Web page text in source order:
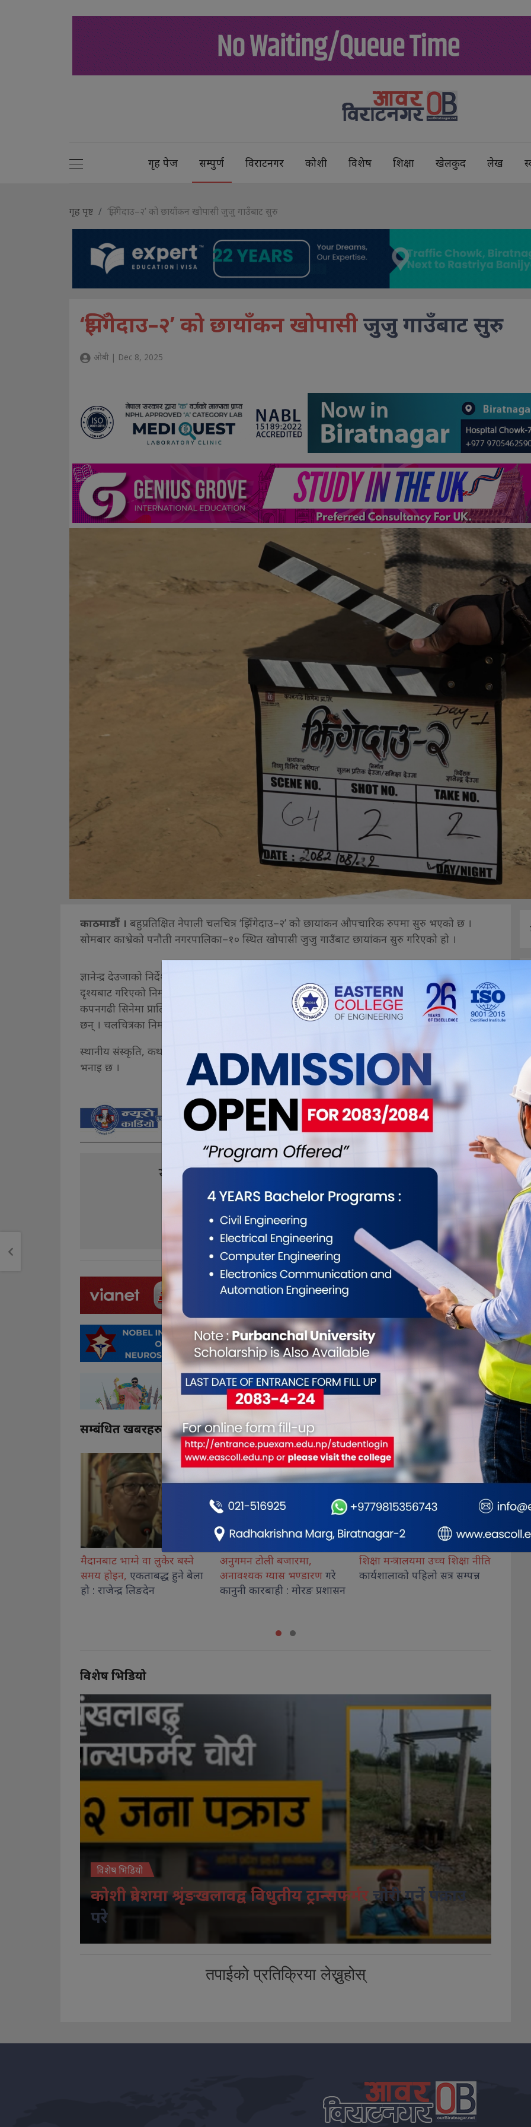
गृह पेज सम्पुर्ण विराटनगर कोशी विशेष शिक्षा खेलकुद लेख
गृह पृष्ट ‘झिँगेदाउ–२’ को छायाँकन खोपासी जुजु गाउँबाट सुरु
‘झिँगेदाउ–२’ को छायाँकन खोपासीजुजु गाउँबाट सुरु
ओबी | Dec 8, 2025
काठमाडौं । बहुप्रतिक्षित नेपाली चलचित्र ‘झिँगेदाउ–२’ को छायांकन औपचारिक रुपमा सुरु भएको छ ।
सोमबार काभ्रेको पनौती नगरपालिका–१० स्थित खोपासी जुजु गाउँबाट छायांकन सुरु गरिएको हो ।
ज्ञानेन्द्र देउजाको निर्देशनमा बन्ने चलचित्रको पहिलो क्ल्याप गीता अधिकारी र संस्कृत अधिकारी अभिनित
दृश्यबाट गरिएको निर्माण टिमले जनाएको छ ।
कपनगढी सिनेमा प्रालिको प्रस्तुतिमा बन्न लागेको यो चलचित्रको छायांकन विष्णु घिमिरे ‘कल्पित’ ले गरिरहेका
छन् । चलचित्रका निर्माता सुलभ प्रतिक देउजा र समिक्षा देउजा, निर्माण नियन्त्रक ईश्वर घिमिरे हुन् ।
स्थानीय संस्कृति, कथा र परिवेशलाई समेट्दै निर्माण टिमले निरन्तर छायांकन अघि बढाइने निर्माण टिमको
भनाइ छ ।
यो खबर पढेर तपाईलाई कस्तो महसुस भयो ?
0 0 0
सम्बंधित खबरहरु
अनुगमन टोली बजारमा,
अनावश्यक ग्यास भण्डारण गरे
कानुनी कारबाही : मोरङ प्रशासन
शिक्षा मन्त्रालयमा उच्च शिक्षा नीति
कार्यशालाको पहिलो सत्र सम्पन्न
औषधि लिमिटेडदेखि नेपाल
एयरलाइन्ससम्म सकारात्मक
विशेष भिडियो
विशेष भिडियो
कोशी प्रदेशमा श्रृंङखलावद्व विधुतीय ट्रान्सफर्मरचोरी गर्ने पक्राउ
परे
तपाईको प्रतिक्रिया लेख्नुहोस्